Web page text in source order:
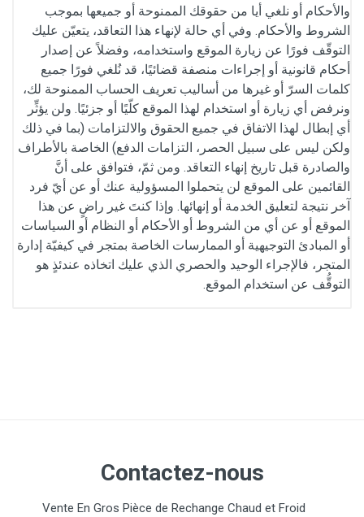
والأحكام أو نلغي أيا من حقوقك الممنوحة أو جميعها بموجب
الشروط والأحكام. وفي أي حالة لإنهاء هذا التعاقد، يتعيّن عليك
التوقّف فورًا عن زيارة الموقع واستخدامه، وفضلاً عن إصدار
أحكام قانونية أو إجراءات منصفة قضائيًا، قد نُلغي فورًا جميع
كلمات السرّ أو غيرها من أساليب تعريف الحساب الممنوحة لك،
ونرفض أي زيارة أو استخدام لهذا الموقع كلّيًا أو جزئيًا. ولن يؤثِّر
أي إبطال لهذا الاتفاق في جميع الحقوق والالتزامات (بما في ذلك
ولكن ليس على سبيل الحصر، التزامات الدفع) الخاصة بالأطراف
والصادرة قبل تاريخ إنهاء التعاقد. ومن ثمّ، فتوافق على أنَّ
القائمين على الموقع لن يتحملوا المسؤولية عنك أو عن أيّ فرد
آخر نتيجة لتعليق الخدمة أو إنهائها. وإذا كنتَ غير راضٍ عن هذا
الموقع أو عن أي من الشروط أو الأحكام أو النظام أو السياسات
أو المبادئ التوجيهية أو الممارسات الخاصة بمتجر في كيفيّة إدارة
المتجر، فالإجراء الوحيد والحصري الذي عليك اتخاذه عندئذٍ هو
التوقُّف عن استخدام الموقع.
Contactez-nous
Vente En Gros Pièce de Rechange Chaud et Froid